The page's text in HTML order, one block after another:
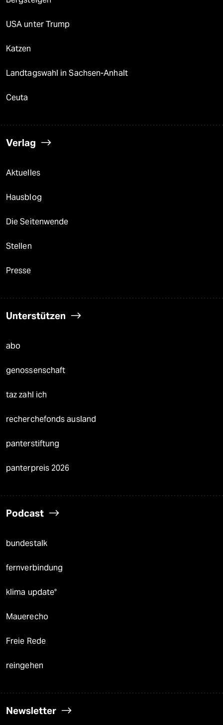
USA unter Trump
Katzen
Landtagswahl in Sachsen-Anhalt
Ceuta
Verlag
Aktuelles
Hausblog
Die Seitenwende
Stellen
Presse
Unterstützen
abo
genossenschaft
taz zahl ich
recherchefonds ausland
panterstiftung
panterpreis 2026
Podcast
bundestalk
fernverbindung
klima update°
Mauerecho
Freie Rede
reingehen
Newsletter